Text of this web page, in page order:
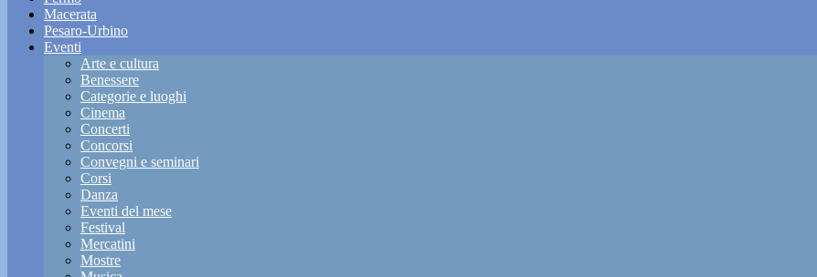
Macerata
Pesaro-Urbino
Eventi
Arte e cultura
Benessere
Categorie e luoghi
Cinema
Concerti
Concorsi
Convegni e seminari
Corsi
Danza
Eventi del mese
Festival
Mercatini
Mostre